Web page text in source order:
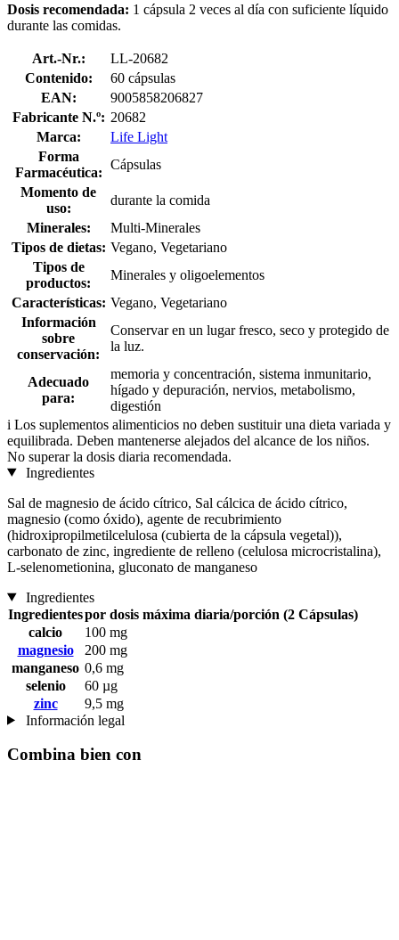
Dosis recomendada: 1 cápsula 2 veces al día con suficiente líquido
durante las comidas.
Art.-Nr.:
LL-20682
Contenido:
60 cápsulas
EAN:
9005858206827
Fabricante N.º: 20682
Marca:
Life Light
Forma
Farmacéutica:
Cápsulas
Momento de
uso:
durante la comida
Minerales:
Multi-Minerales
Tipos de dietas: Vegano, Vegetariano
Tipos de
productos:
Minerales y oligoelementos
Características: Vegano, Vegetariano
Información
sobre
conservación:
Conservar en un lugar fresco, seco y protegido de
la luz.
Adecuado
para:
memoria y concentración, sistema inmunitario,
hígado y depuración, nervios, metabolismo,
digestión
i Los suplementos alimenticios no deben sustituir una dieta variada y
equilibrada. Deben mantenerse alejados del alcance de los niños.
No superar la dosis diaria recomendada.
Ingredientes
Sal de magnesio de ácido cítrico, Sal cálcica de ácido cítrico,
magnesio (como óxido), agente de recubrimiento
(hidroxipropilmetilcelulosa (cubierta de la cápsula vegetal)),
carbonato de zinc, ingrediente de relleno (celulosa microcristalina),
L-selenometionina, gluconato de manganeso
Ingredientes
Ingredientespor dosis máxima diaria/porción (2 Cápsulas)
calcio
100 mg
magnesio
200 mg
manganeso 0,6 mg
selenio
60 µg
zinc
9,5 mg
Información legal
Combina bien con